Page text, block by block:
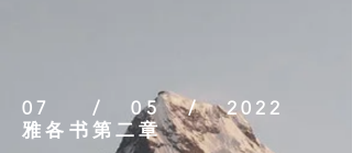
07 / 05 / 2022
雅各书第二章